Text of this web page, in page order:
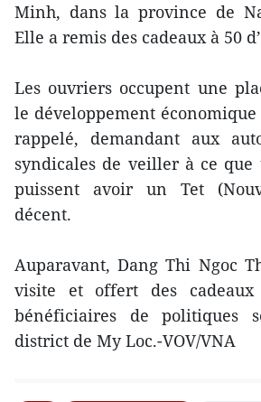
Minh, dans la province de
Elle a remis des cadeaux à 50
Les ouvriers occupent une
le développement
rappelé, demandant aux
syndicales de veiller à ce que
puissent avoir un Tet
décent.
Auparavant, Dang Thi Ngoc
visite et offert des
bénéficiaires de politiques
district de My Loc.-VOV/VNA